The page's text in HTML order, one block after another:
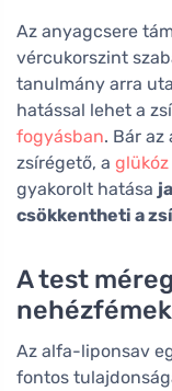
Az anyagcsere
vércukorszint
tanulmány arra
hatással lehet a
fogyásban. Bár
zsírégető, a glükóz
gyakorolt hatása
csökkentheti a
A test
Az alfa-liponsav
fontos